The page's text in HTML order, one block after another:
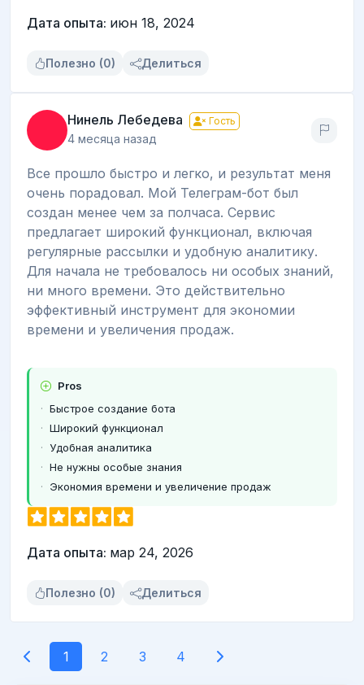
Дата опыта: июн 18, 2024
Полезно (0) Делиться
Нинель Лебедева Гость
4 месяца назад
Все прошло быстро и легко, и результат меня
очень порадовал. Мой Телеграм-бот был
создан менее чем за полчаса. Сервис
предлагает широкий функционал, включая
регулярные рассылки и удобную аналитику.
Для начала не требовалось ни особых знаний,
ни много времени. Это действительно
эффективный инструмент для экономии
времени и увеличения продаж.
Pros
Быстрое создание бота
Широкий функционал
Удобная аналитика
Не нужны особые знания
Экономия времени и увеличение продаж
Дата опыта: мар 24, 2026
Полезно (0) Делиться
1 2 3 4